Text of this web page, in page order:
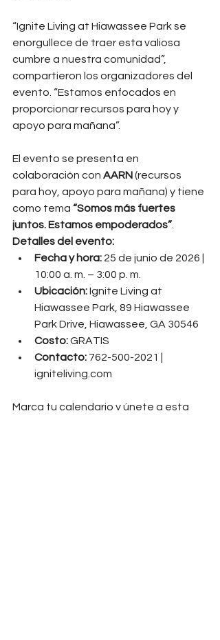
“Ignite Living at Hiawassee Park se
enorgullece de traer esta valiosa
cumbre a nuestra comunidad”,
compartieron los organizadores del
evento. “Estamos enfocados en
proporcionar recursos para hoy y
apoyo para mañana”.
El evento se presenta en
colaboración con AARN (recursos
para hoy, apoyo para mañana) y tiene
como tema “Somos más fuertes
juntos. Estamos empoderados”.
Detalles del evento:
Fecha y hora: 25 de junio de 2026 |
10:00 a. m. – 3:00 p. m.
Ubicación: Ignite Living at
Hiawassee Park, 89 Hiawassee
Park Drive, Hiawassee, GA 30546
Costo: GRATIS
Contacto: 762-500-2021 |
igniteliving.com
Marca tu calendario y únete a esta